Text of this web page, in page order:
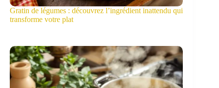
Gratin de légumes : découvrez l’ingrédient inattendu qui
transforme votre plat